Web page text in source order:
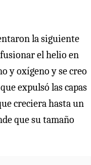
la siguiente
el helio en
y oxígeno y se creo
expulsó las capas
creciera hasta un
que su tamaño